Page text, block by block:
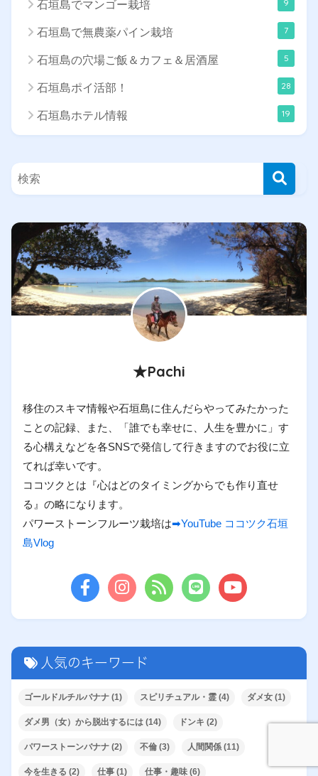
石垣島でマンゴー栽培 9
石垣島で無農薬パイン栽培 7
石垣島の穴場ご飯＆カフェ＆居酒屋 5
石垣島ポイ活部！ 28
石垣島ホテル情報 19
★Pachi
移住のスキマ情報や石垣島に住んだらやってみたかった
ことの記録、また、「誰でも幸せに、人生を豊かに」す
る心構えなどを各SNSで発信して行きますのでお役に立
てれば幸いです。
ココツクとは『心はどのタイミングからでも作り直せ
る』の略になります。
パワーストーンフルーツ栽培は➡YouTube ココツク石垣
島Vlog
人気のキーワード
ゴールドルチルバナナ (1) スピリチュアル・霊 (4) ダメ女 (1)
ダメ男（女）から脱出するには (14) ドンキ (2)
パワーストーンバナナ (2) 不倫 (3) 人間関係 (11)
今を生きる (2) 仕事 (1) 仕事・趣味 (6)